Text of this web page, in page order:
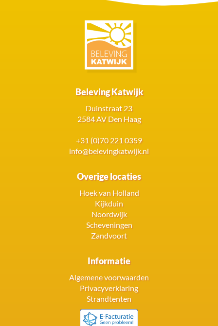
Beleving Katwijk
Duinstraat 23
2584 AV Den Haag
+31 (0)70 221 0359
info@belevingkatwijk.nl
Overige locaties
Hoek van Holland
Kijkduin
Noordwijk
Scheveningen
Zandvoort
Informatie
Algemene voorwaarden
Privacyverklaring
Strandtenten